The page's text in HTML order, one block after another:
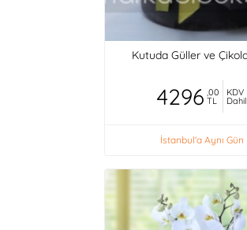
Kutuda Güller ve
4296 ,00
TL
KDV
Dahil
İstanbul'a Aynı Gün